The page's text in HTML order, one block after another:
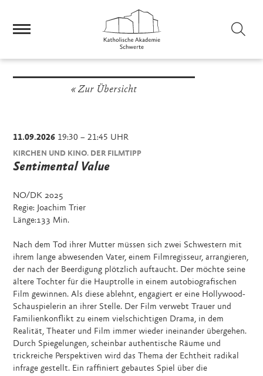
Zur Übersicht
11.09.2026 19:30 – 21:45 UHR
KIRCHEN UND KINO. DER FILMTIPP
Sentimental Value
NO/DK 2025
Regie: Joachim Trier
Länge:133 Min.
Nach dem Tod ihrer Mutter müssen sich zwei Schwestern mit
ihrem lange abwesenden Vater, einem Filmregisseur, arrangieren,
der nach der Beerdigung plötzlich auftaucht. Der möchte seine
ältere Tochter für die Hauptrolle in einem autobiografischen
Film gewinnen. Als diese ablehnt, engagiert er eine Hollywood-
Schauspielerin an ihrer Stelle. Der Film verwebt Trauer und
Familienkonflikt zu einem vielschichtigen Drama, in dem
Realität, Theater und Film immer wieder ineinander übergehen.
Durch Spiegelungen, scheinbar authentische Räume und
trickreiche Perspektiven wird das Thema der Echtheit radikal
infrage gestellt. Ein raffiniert gebautes Spiel über die